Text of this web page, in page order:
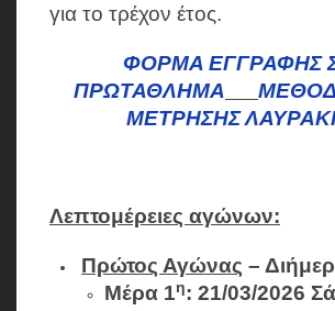
για το τρέχον έτος.
ΦΟΡΜΑ ΕΓΓΡΑΦΗΣ
ΠΡΩΤΑΘΛΗΜΑ
ΜΕΤΡΗΣΗΣ
Λεπτομέρειες αγώνων:
Πρώτος Αγώνας –
Μέρα 1η: 21/03/2026